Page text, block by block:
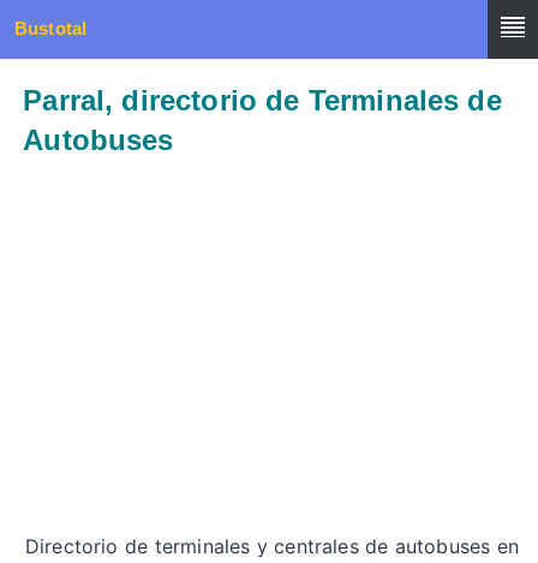
Bustotal
Parral, directorio de Terminales de
Autobuses
Directorio de terminales y centrales de autobuses en